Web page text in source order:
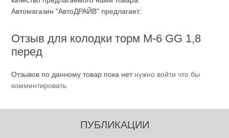
Автомагазин "АвтоДРАЙВ" предлагает:
Отзыв для колодки торм М-6 GG 1,8
перед
Отзывов по данному товар пока нет нужно войти что бы
комментировать
ПУБЛИКАЦИИ